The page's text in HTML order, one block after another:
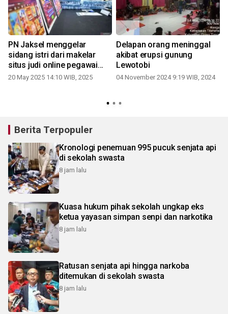
PN Jaksel menggelar
sidang istri dari makelar
situs judi online pegawai
Komdigi
20 May 2025 14:10 WIB, 2025
Delapan orang meninggal
akibat erupsi gunung
Lewotobi
04 November 2024 9:19 WIB, 2024
Berita Terpopuler
Kronologi penemuan 995 pucuk senjata api
di sekolah swasta
8 jam lalu
Kuasa hukum pihak sekolah ungkap eks
ketua yayasan simpan senpi dan narkotika
8 jam lalu
Ratusan senjata api hingga narkoba
ditemukan di sekolah swasta
8 jam lalu